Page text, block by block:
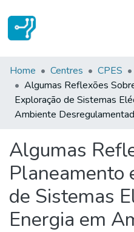
Statistics
Communities & Collections
All of DSpace
Home Centres CPES
Algumas Reflexões
Exploração de Sistemas
Ambiente
Algumas
Planeamento
de Sistemas
Energia em